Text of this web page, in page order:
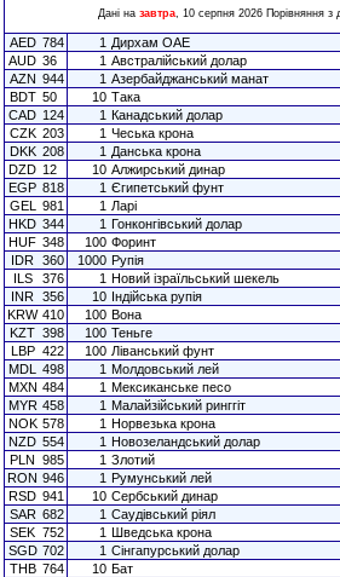
Дані на завтра, 10 серпня 2026 Порівняння
AED 784 1 Дирхам ОАЕ
AUD 36 1 Австралійський долар
AZN 944 1 Азербайджанський манат
BDT 50 10 Така
CAD 124 1 Канадський долар
CZK 203 1 Чеська крона
DKK 208 1 Данська крона
DZD 12 10 Алжирський динар
EGP 818 1 Єгипетський фунт
GEL
981 1 Ларі
HKD 344 1 Гонконгівський долар
HUF 348 100 Форинт
IDR 360 1000 Рупія
ILS
376 1 Новий ізраїльський шекель
INR 356 10 Індійська рупія
KRW 410 100 Вона
KZT 398 100 Теньге
LBP 422 100 Ліванський фунт
MDL
498 1 Молдовський лей
MXN 484 1 Мексиканське песо
MYR 458 1 Малайзійський ринггіт
NOK 578 1 Норвезька крона
NZD 554 1 Новозеландський долар
PLN 985 1 Злотий
RON 946 1 Румунський лей
RSD 941 10 Сербський динар
SAR 682 1 Саудівський ріял
SEK 752 1 Шведська крона
SGD 702 1 Сінгапурський долар
THB 764 10 Бат